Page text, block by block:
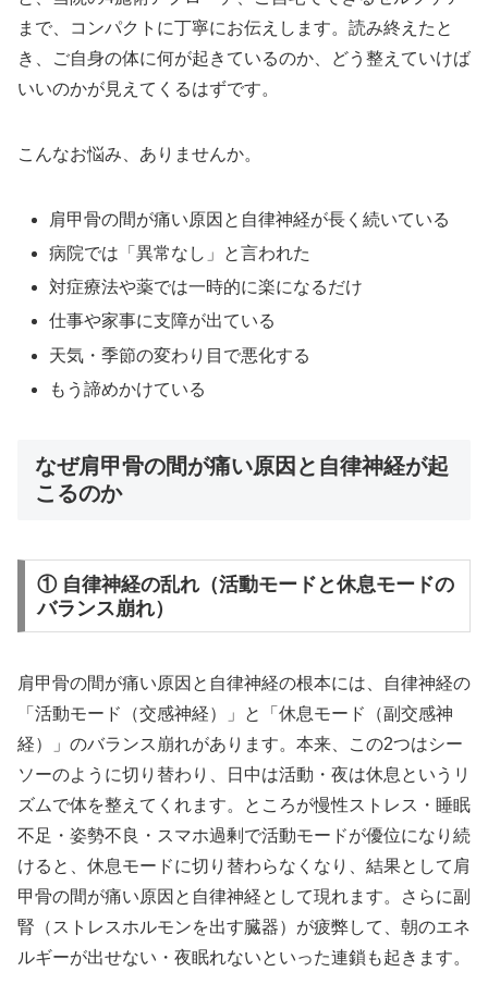
まで、コンパクトに丁寧にお伝えします。読み終えたと
き、ご自身の体に何が起きているのか、どう整えていけば
いいのかが見えてくるはずです。
こんなお悩み、ありませんか。
肩甲骨の間が痛い原因と自律神経が長く続いている
病院では「異常なし」と言われた
対症療法や薬では一時的に楽になるだけ
仕事や家事に支障が出ている
天気・季節の変わり目で悪化する
もう諦めかけている
なぜ肩甲骨の間が痛い原因と自律神経が起
こるのか
① 自律神経の乱れ（活動モードと休息モードの
バランス崩れ）
肩甲骨の間が痛い原因と自律神経の根本には、自律神経の
「活動モード（交感神経）」と「休息モード（副交感神
経）」のバランス崩れがあります。本来、この2つはシー
ソーのように切り替わり、日中は活動・夜は休息というリ
ズムで体を整えてくれます。ところが慢性ストレス・睡眠
不足・姿勢不良・スマホ過剰で活動モードが優位になり続
けると、休息モードに切り替わらなくなり、結果として肩
甲骨の間が痛い原因と自律神経として現れます。さらに副
腎（ストレスホルモンを出す臓器）が疲弊して、朝のエネ
ルギーが出せない・夜眠れないといった連鎖も起きます。